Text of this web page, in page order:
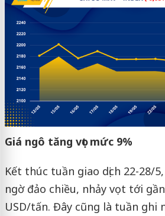
Giá ngô tăng vọt mức 9%
Kết thúc tuần giao dịch 22-28/
ngờ đảo chiều, nhảy vọt tới
USD/tấn. Đây cũng là tuần ghi